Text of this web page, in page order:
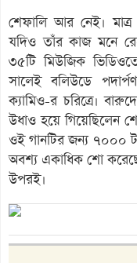
শেফালি আর নেই।
যদিও তাঁর কাজ মনে
৩৫টি মিউজিক
সালেই বলিউডে
ক্যামিও-র চরিত্রে।
উধাও হয়ে গিয়েছিলেন
ওই গানটির জন্য ৭০০০
অবশ্য একাধিক শো
উপরই।